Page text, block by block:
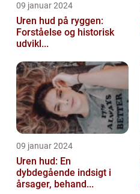
09 januar 2024
Uren hud på ryggen:
Forståelse og historisk
udvikl...
09 januar 2024
Uren hud: En
dybdegående indsigt i
årsager, behand...